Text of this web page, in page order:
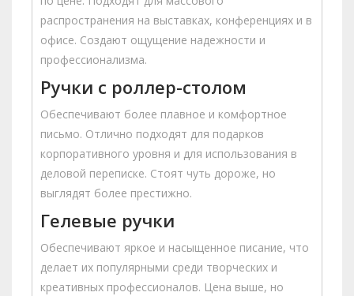
распространения на выставках, конференциях и в
офисе. Создают ощущение надежности и
профессионализма.
Ручки с роллер-столом
Обеспечивают более плавное и комфортное
письмо. Отлично подходят для подарков
корпоративного уровня и для использования в
деловой переписке. Стоят чуть дороже, но
выглядят более престижно.
Гелевые ручки
Обеспечивают яркое и насыщенное писание, что
делает их популярными среди творческих и
креативных профессионалов. Цена выше, но